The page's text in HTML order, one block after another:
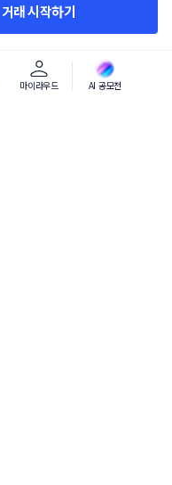
거래 시작하기
마이라우드 AI 공모전